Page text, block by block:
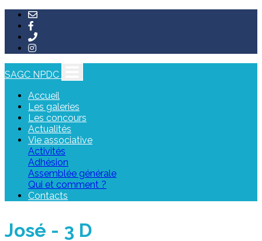
SAGC NPDC
Accueil
Les galeries
Les concours
Actualités
Vie associative
Activités
Adhésion
Assemblée générale
Qui et comment ?
Contacts
José - 3 D